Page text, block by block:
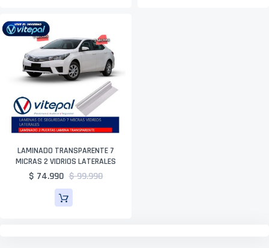
LAMINADO TRANSPARENTE 7
MICRAS 2 VIDRIOS LATERALES
$ 74.990 $ 99.990